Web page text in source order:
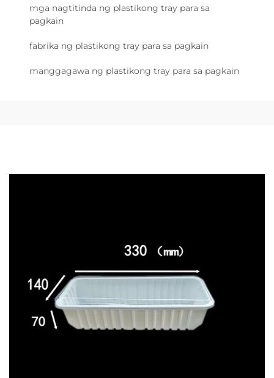
mga nagtitinda ng plastikong tray para sa
pagkain
fabrika ng plastikong tray para sa pagkain
manggagawa ng plastikong tray para sa pagkain